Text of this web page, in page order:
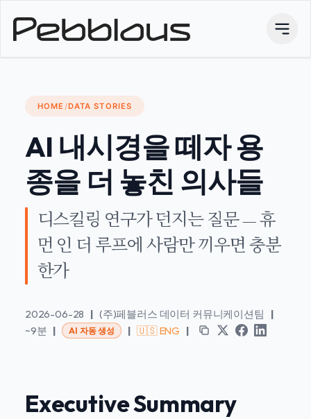
HOME/DATA STORIES
AI 내시경을 떼자 용
종을 더 놓친 의사들
디스킬링 연구가 던지는 질문 — 휴
먼 인 더 루프에 사람만 끼우면 충분
한가
2026-06-28 | (주)페블러스 데이터 커뮤니케이션팀
|
~9분 | AI 자동 생성 | 🇺🇸 ENG |
Executive Summary